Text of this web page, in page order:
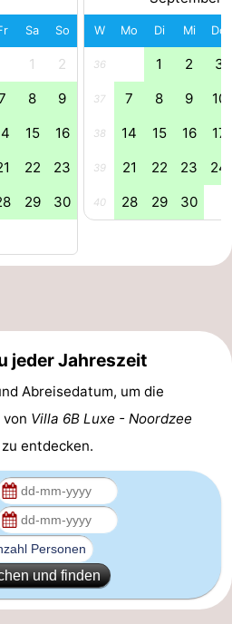
Sa So
1 2
8 9
15 16
22 23
29 30
W Mo Di Mi Do
36 1 2 3
37 7 8 9 10
38 14 15 16 17
39 21 22 23 24
40 28 29 30
jeder Jahreszeit
Abreisedatum, um die
Villa 6B Luxe - Noordzee
entdecken.
und finden